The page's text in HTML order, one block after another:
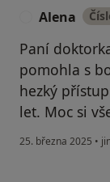
Alena
Paní
pomohla s
hezký
let. Moc si
25. března 2025 •